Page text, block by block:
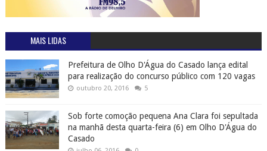
MAIS LIDAS
Prefeitura de Olho D'Água do Casado lança edital
para realização do concurso público com 120 vagas
outubro 20, 2016 5
Sob forte comoção pequena Ana Clara foi sepultada
na manhã desta quarta-feira (6) em Olho D'Água do
Casado